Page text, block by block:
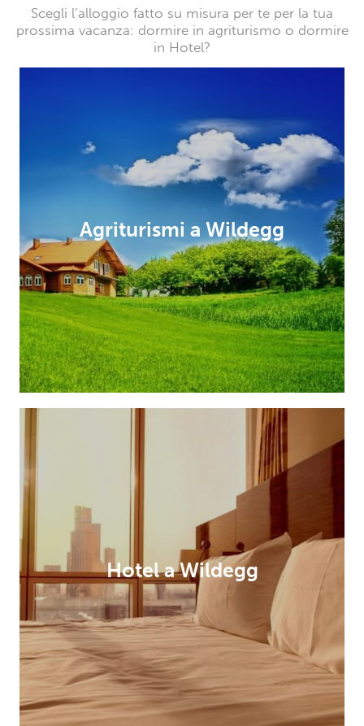
Scegli l’alloggio fatto su misura per te per la tua
prossima vacanza: dormire in agriturismo o dormire
in Hotel?
Agriturismi a Wildegg
Hotel a Wildegg